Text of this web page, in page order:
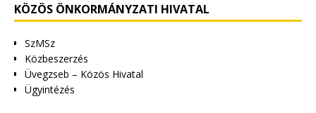
KÖZÖS ÖNKORMÁNYZATI HIVATAL
SzMSz
Közbeszerzés
Üvegzseb – Közös Hivatal
Ügyintézés